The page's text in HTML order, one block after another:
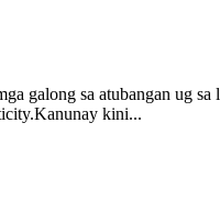
galong sa atubangan ug
kini...